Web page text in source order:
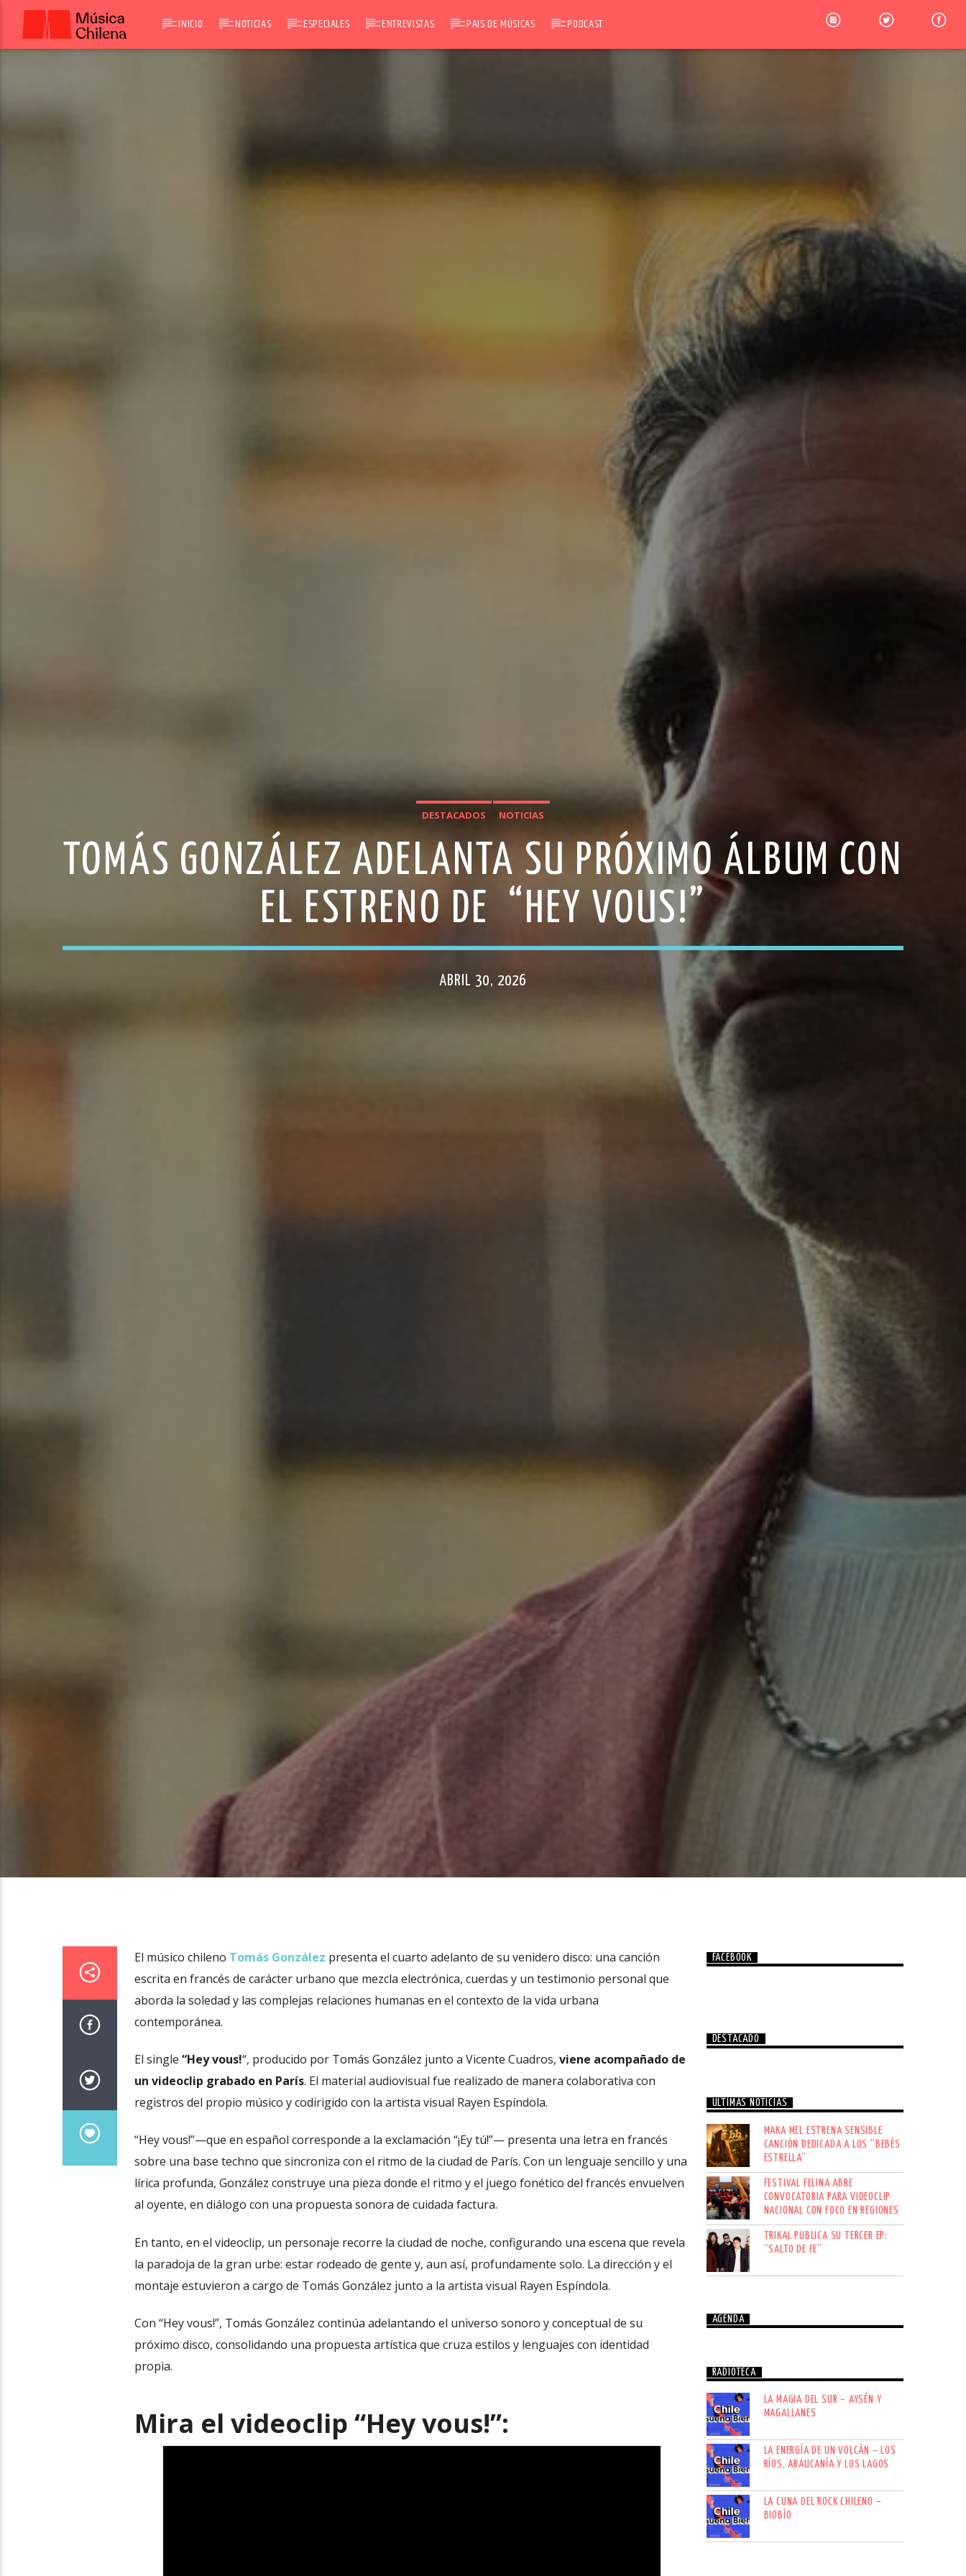
INICIO NOTICIAS ESPECIALES ENTREVISTAS PAIS DE MÚSICAS PODCAST
DESTACADOS NOTICIAS
TOMÁS GONZÁLEZ ADELANTA SU PRÓXIMO ÁLBUM CON
EL ESTRENO DE “HEY VOUS!”
ABRIL 30, 2026
El músico chileno Tomás González presenta el cuarto adelanto de su venidero disco: una canción
escrita en francés de carácter urbano que mezcla electrónica, cuerdas y un testimonio personal que
aborda la soledad y las complejas relaciones humanas en el contexto de la vida urbana
contemporánea.
El single “Hey vous!“, producido por Tomás González junto a Vicente Cuadros, viene acompañado de
un videoclip grabado en París. El material audiovisual fue realizado de manera colaborativa con
registros del propio músico y codirigido con la artista visual Rayen Espíndola.
“Hey vous!”—que en español corresponde a la exclamación “¡Ey tú!”— presenta una letra en francés
sobre una base techno que sincroniza con el ritmo de la ciudad de París. Con un lenguaje sencillo y una
lírica profunda, González construye una pieza donde el ritmo y el juego fonético del francés envuelven
al oyente, en diálogo con una propuesta sonora de cuidada factura.
En tanto, en el videoclip, un personaje recorre la ciudad de noche, configurando una escena que revela
la paradoja de la gran urbe: estar rodeado de gente y, aun así, profundamente solo. La dirección y el
montaje estuvieron a cargo de Tomás González junto a la artista visual Rayen Espíndola.
Con “Hey vous!”, Tomás González continúa adelantando el universo sonoro y conceptual de su
próximo disco, consolidando una propuesta artística que cruza estilos y lenguajes con identidad
propia.
Mira el videoclip “Hey vous!”:
FACEBOOK
DESTACADO
ÚLTIMAS NOTICIAS
MAKA MEL ESTRENA SENSIBLE
CANCIÓN DEDICADA A LOS “BEBÉS
ESTRELLA”
FESTIVAL FELINA ABRE
CONVOCATORIA PARA VIDEOCLIP
NACIONAL CON FOCO EN REGIONES
TRIKAL PUBLICA SU TERCER EP:
“SALTO DE FE”
AGENDA
RADIOTECA
LA MAGIA DEL SUR – AYSÉN Y
MAGALLANES
LA ENERGÍA DE UN VOLCÁN – LOS
RÍOS, ARAUCANÍA Y LOS LAGOS
LA CUNA DEL ROCK CHILENO –
BIOBÍO